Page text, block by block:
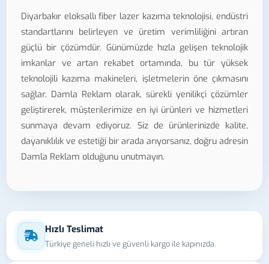
Diyarbakır eloksallı fiber lazer kazıma teknolojisi, endüstri
standartlarını belirleyen ve üretim verimliliğini artıran
güçlü bir çözümdür. Günümüzde hızla gelişen teknolojik
imkanlar ve artan rekabet ortamında, bu tür yüksek
teknolojili kazıma makineleri, işletmelerin öne çıkmasını
sağlar. Damla Reklam olarak, sürekli yenilikçi çözümler
geliştirerek, müşterilerimize en iyi ürünleri ve hizmetleri
sunmaya devam ediyoruz. Siz de ürünlerinizde kalite,
dayanıklılık ve estetiği bir arada arıyorsanız, doğru adresin
Damla Reklam olduğunu unutmayın.
Hızlı Teslimat
Türkiye geneli hızlı ve güvenli kargo ile kapınızda.